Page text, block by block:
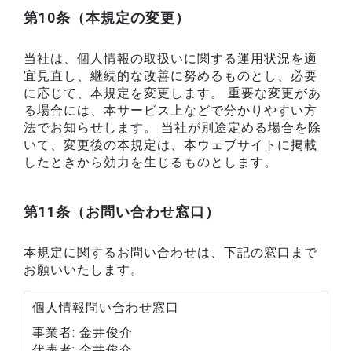
第10条（本規定の変更）
当社は、個人情報の取扱いに関する運用状況を適
宜見直し、継続的な改善に努めるものとし、必要
に応じて、本規定を変更します。 重要な変更があ
る場合には、本サービス上などで分かりやすい方
法でお知らせします。 当社が別途定める場合を除
いて、変更後の本規定は、本ウェブサイトに掲載
したときから効力を生じるものとします。
第11条（お問い合わせ窓口）
本規定に関するお問い合わせは、下記の窓口まで
お願いいたします。
個人情報問い合わせ窓口
事業者 金井俊介